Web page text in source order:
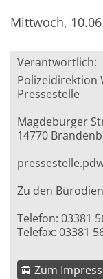
Mittwoch,
Verantwortlich:
Polizeidirektion
Pressestelle
Magdeburger
14770
Zu den
Telefon: 03381
Telefax: 03381
Zum